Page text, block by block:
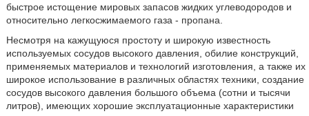
быстрое истощение мировых запасов жидких углеводородов и
относительно легкосжимаемого газа - пропана.
Несмотря на кажущуюся простоту и широкую известность
используемых сосудов высокого давления, обилие конструкций,
применяемых материалов и технологий изготовления, а также их
широкое использование в различных областях техники, создание
сосудов высокого давления большого объема (сотни и тысячи
литров), имеющих хорошие эксплуатационные характеристики